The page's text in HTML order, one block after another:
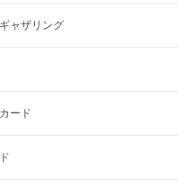
ャザリング
ード